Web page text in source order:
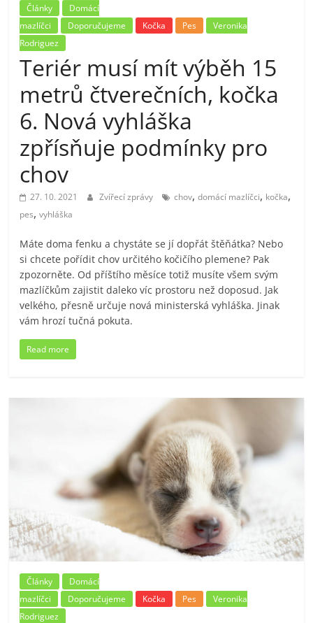
Články
Domácí
mazlíčci
Doporučujeme Kočka Pes
Veronika
Rodriguez
Teriér musí mít výběh 15
metrů čtverečních, kočka
6. Nová vyhláška
zpřísňuje podmínky pro
chov
27. 10. 2021 Zvířecí zprávy chov,domácí mazlíčci, kočka,
pes,vyhláška
Máte doma fenku a chystáte se jí dopřát štěňátka? Nebo
si chcete pořídit chov určitého kočičího plemene? Pak
zpozorněte. Od příštího měsíce totiž musíte všem svým
mazlíčkům zajistit daleko víc prostoru než doposud. Jak
velkého, přesně určuje nová ministerská vyhláška. Jinak
vám hrozí tučná pokuta.
Read more
Články
Domácí
mazlíčci
Doporučujeme Kočka Pes
Veronika
Rodriguez